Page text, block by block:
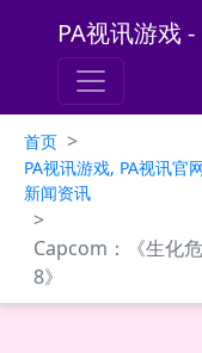
PA视讯游戏
首页 >
PA视讯游戏, PA视讯官
新闻资讯
>
Capcom：《生化
8》